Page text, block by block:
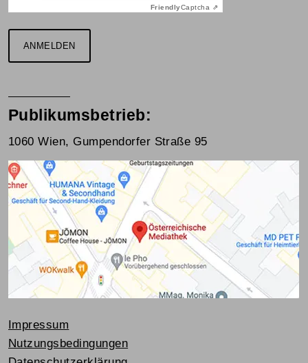
FriendlyCaptcha ⇗
ANMELDEN
Publikumsbetrieb:
1060 Wien, Gumpendorfer Straße 95
Impressum
Nutzungsbedingungen